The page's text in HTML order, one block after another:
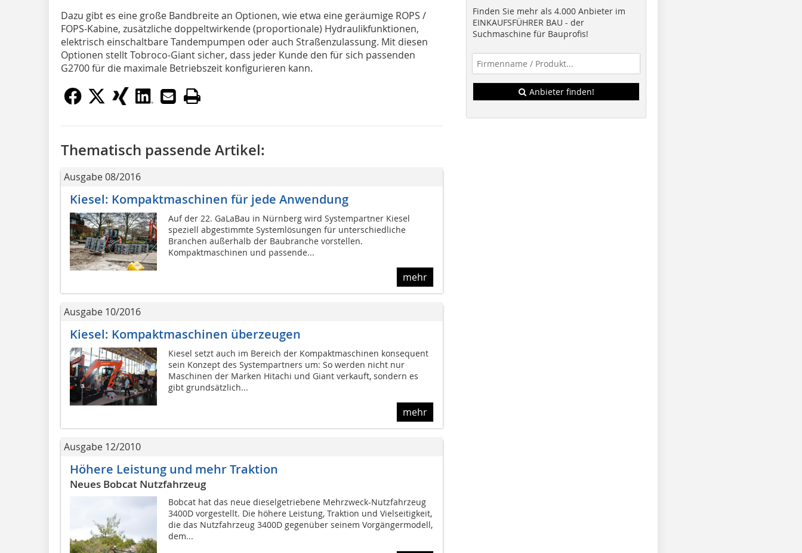
Dazu gibt es eine große Bandbreite an Optionen, wie etwa eine geräumige ROPS /
FOPS-Kabine, zusätzliche doppeltwirkende (proportionale) Hydraulikfunktionen,
elektrisch einschaltbare Tandempumpen oder auch Straßenzulassung. Mit diesen
Optionen stellt Tobroco-Giant sicher, dass jeder Kunde den für sich passenden
G2700 für die maximale Betriebszeit konfigurieren kann.
Thematisch passende Artikel:
Ausgabe 08/2016
Kiesel: Kompaktmaschinen für jede Anwendung
Auf der 22. GaLaBau in Nürnberg wird Systempartner Kiesel
speziell abgestimmte Systemlösungen für unterschiedliche
Branchen außerhalb der Baubranche vorstellen.
Kompaktmaschinen und passende...
mehr
Ausgabe 10/2016
Kiesel: Kompaktmaschinen überzeugen
Kiesel setzt auch im Bereich der Kompaktmaschinen konsequent
sein Konzept des Systempartners um: So werden nicht nur
Maschinen der Marken Hitachi und Giant verkauft, sondern es
gibt grundsätzlich...
mehr
Ausgabe 12/2010
Höhere Leistung und mehr Traktion
Neues Bobcat Nutzfahrzeug
Bobcat hat das neue dieselgetriebene Mehrzweck-Nutzfahrzeug
3400D vorgestellt. Die höhere Leistung, Traktion und Vielseitigkeit,
die das Nutzfahrzeug 3400D gegenüber seinem Vorgängermodell,
dem...
Finden Sie mehr als 4.000 Anbieter im
EINKAUFSFÜHRER BAU - der
Suchmaschine für Bauprofis!
Anbieter finden!